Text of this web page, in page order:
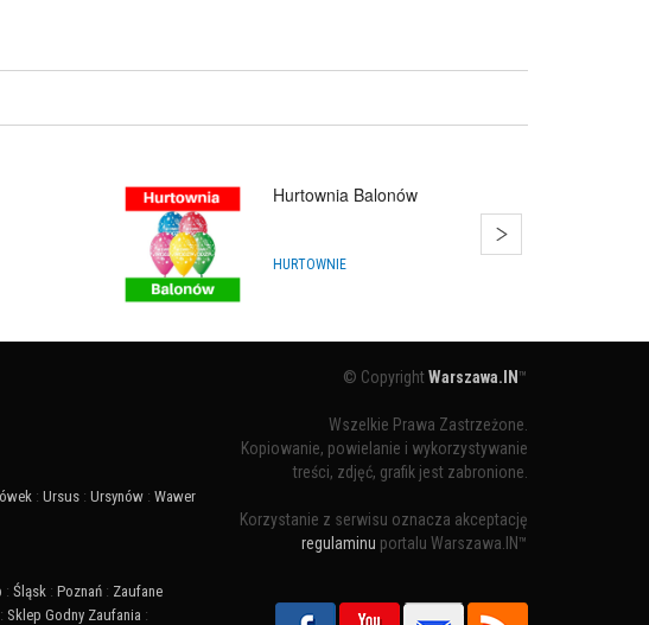
Hurtownia Balonów
HURTOWNIE
: Ursus : Ursynów : Wawer
: Śląsk : Poznań : Zaufane
: Sklep Godny Zaufania :
© CopyrightWarszawa.IN ™
Wszelkie Prawa Zastrzeżone.
Kopiowanie, powielanie i wykorzystywanie
treści, zdjęć, grafik jest zabronione.
Korzystanie z serwisu oznacza akceptację
regulaminu portalu Warszawa.IN™